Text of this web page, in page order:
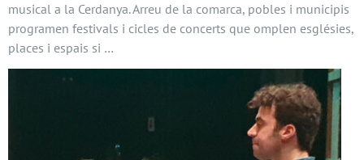
musical a la Cerdanya. Arreu de la comarca, pobles i municipis
programen festivals i cicles de concerts que omplen esglésies,
places i espais si …